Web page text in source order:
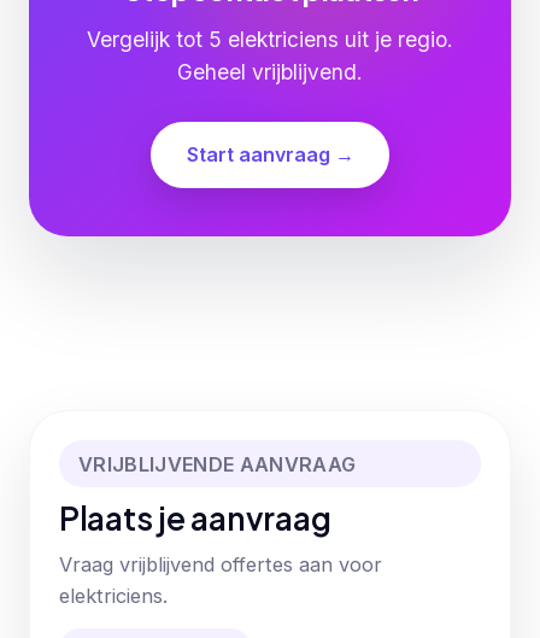
Vergelijk tot 5 elektriciens uit je regio.
Geheel vrijblijvend.
Start aanvraag →
VRIJBLIJVENDE AANVRAAG
Plaats je aanvraag
Vraag vrijblijvend offertes aan voor
elektriciens.